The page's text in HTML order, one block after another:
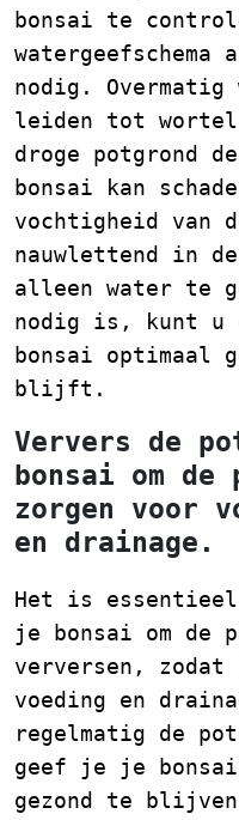
bonsai te
watergeefschema
nodig. Overmatig
leiden tot
droge potgrond
bonsai kan
vochtigheid van
nauwlettend in
alleen water te
nodig is, kunt u
bonsai optimaal
blijft.
Ververs de
bonsai om
zorgen voor
en drainage.
Het is essentieel
je bonsai om de
verversen, zodat
voeding en
regelmatig de
geef je je bonsai
gezond te